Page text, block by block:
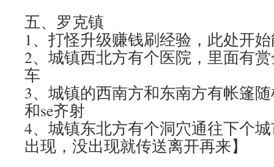
五、罗克镇
1、打怪升级赚钱刷经验，此处开
2、城镇西北方有个医院，里面有
车
3、城镇的西南方和东南方有帐篷
和se齐射
4、城镇东北方有个洞穴通往下个
出现，没出现就传送离开再来】